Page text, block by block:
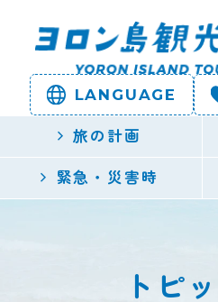
ヨ
観
ド
端
LANGUAGE
旅の計画
緊急・災害時
トピ